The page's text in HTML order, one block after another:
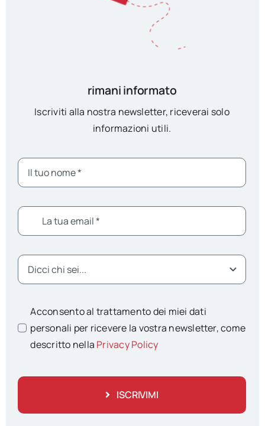
rimani informato
Iscriviti alla nostra newsletter, riceverai solo
informazioni utili.
Acconsento al trattamento dei miei dati
personali per ricevere la vostra newsletter, come
descritto nella Privacy Policy
ISCRIVIMI